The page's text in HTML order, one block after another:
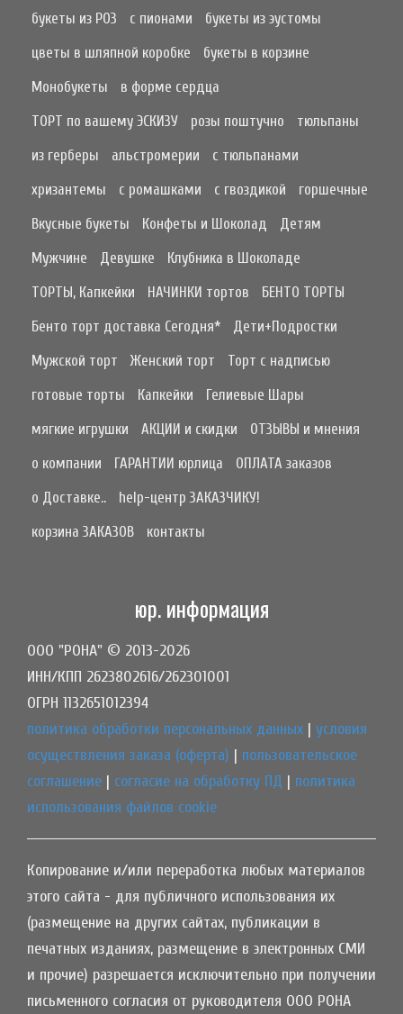
букеты из РОЗ
с пионами
букеты из эустомы
цветы в шляпной коробке
букеты в корзине
Монобукеты
в форме сердца
ТОРТ по вашему ЭСКИЗУ
розы поштучно
тюльпаны
из герберы
альстромерии
с тюльпанами
хризантемы
с ромашками с гвоздикой
горшечные
Вкусные букеты
Конфеты и Шоколад
Детям
Мужчине
Девушке
Клубника в Шоколаде
ТОРТЫ, Капкейки
НАЧИНКИ тортов
БЕНТО ТОРТЫ
Бенто торт доставка Сегодня*
Дети+Подростки
Мужской торт
Женский торт
Торт с надписью
готовые торты
Капкейки
Гелиевые Шары
мягкие игрушки
АКЦИИ и скидки
ОТЗЫВЫ и мнения
о компании
ГАРАНТИИ юрлица
ОПЛАТА заказов
о Доставке..
help-центр ЗАКАЗЧИКУ!
корзина ЗАКАЗОВ
контакты
юр. информация
ООО "РОНА" © 2013-2026
ИНН/КПП 2623802616/262301001
ОГРН 1132651012394
политика обработки персональных данных | условия
осуществления заказа (оферта) | пользовательское
соглашение | согласие на обработку ПД | политика
использования файлов cookie
Копирование и/или переработка любых материалов
этого сайта - для публичного использования их
(размещение на других сайтах, публикации в
печатных изданиях, размещение в электронных СМИ
и прочие) разрешается исключительно при получении
письменного согласия от руководителя ООО РОНА